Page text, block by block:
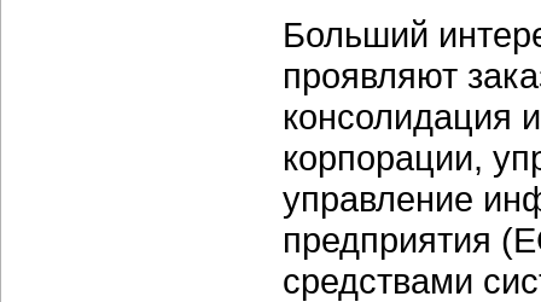
Больший
проявляют
консолидация
корпорации,
управление
предприятия
средствами